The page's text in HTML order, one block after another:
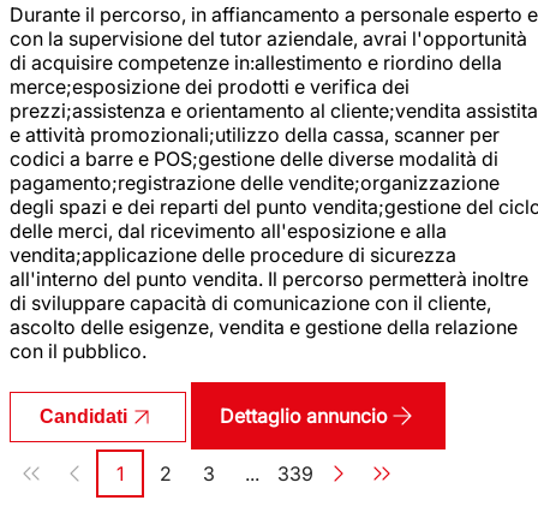
Durante il percorso, in affiancamento a personale esperto e
con la supervisione del tutor aziendale, avrai l'opportunità
di acquisire competenze in:allestimento e riordino della
merce;esposizione dei prodotti e verifica dei
prezzi;assistenza e orientamento al cliente;vendita assistita
e attività promozionali;utilizzo della cassa, scanner per
codici a barre e POS;gestione delle diverse modalità di
pagamento;registrazione delle vendite;organizzazione
degli spazi e dei reparti del punto vendita;gestione del
delle merci, dal ricevimento all'esposizione e alla
vendita;applicazione delle procedure di sicurezza
all'interno del punto vendita. Il percorso permetterà inoltre
di sviluppare capacità di comunicazione con il cliente,
ascolto delle esigenze, vendita e gestione della relazione
con il pubblico.
Candidati Dettaglio annuncio
Paginazione
Pagina
1 Pagina
2 Pagina
3 ... Pagina
339